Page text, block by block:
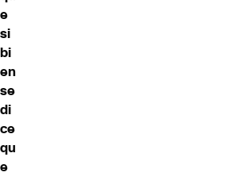
e
si
bi
en
se
di
ce
qu
e